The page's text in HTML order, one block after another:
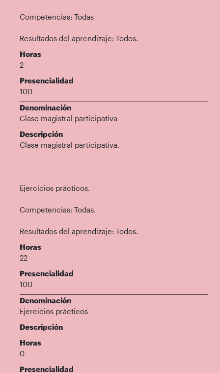
Competencias: Todas
Resultados del aprendizaje: Todos.
Horas
2
Presencialidad
100
Denominación
Clase magistral participativa
Descripción
Clase magistral participativa.
Ejercicios prácticos.
Competencias: Todas.
Resultados del aprendizaje: Todos.
Horas
22
Presencialidad
100
Denominación
Ejercicios prácticos
Descripción
Horas
0
Presencialidad